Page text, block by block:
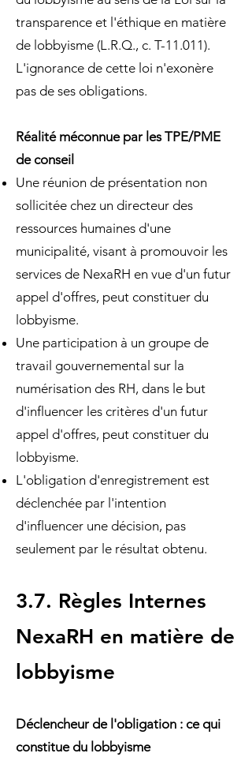
transparence et l'éthique en matière
de lobbyisme (L.R.Q., c. T-11.011).
L'ignorance de cette loi n'exonère
pas de ses obligations.
Réalité méconnue par les TPE/PME
de conseil
Une réunion de présentation non
sollicitée chez un directeur des
ressources humaines d'une
municipalité, visant à promouvoir les
services de NexaRH en vue d'un futur
appel d'offres, peut constituer du
lobbyisme.
Une participation à un groupe de
travail gouvernemental sur la
numérisation des RH, dans le but
d'influencer les critères d'un futur
appel d'offres, peut constituer du
lobbyisme.
L'obligation d'enregistrement est
déclenchée par l'intention
d'influencer une décision, pas
seulement par le résultat obtenu.
3.7. Règles Internes
NexaRH en matière de
lobbyisme
Déclencheur de l'obligation : ce qui
constitue du lobbyisme